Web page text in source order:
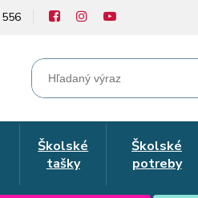
Školské
tašky
Školské
potreby